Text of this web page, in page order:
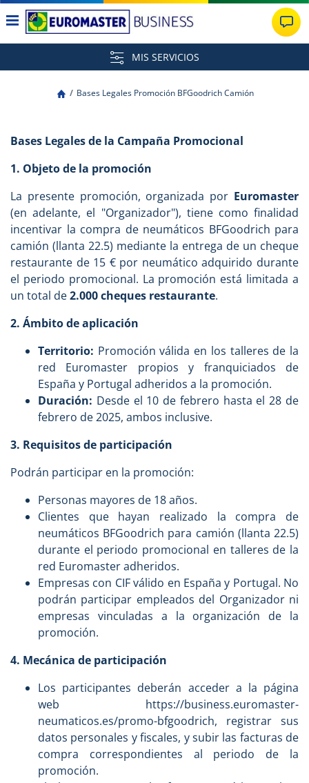
MIS SERVICIOS
Bases Legales Promoción BFGoodrich Camión
Bases Legales de la Campaña Promocional
1. Objeto de la promoción
La presente promoción, organizada por Euromaster
(en adelante, el "Organizador"), tiene como finalidad
incentivar la compra de neumáticos BFGoodrich para
camión (llanta 22.5) mediante la entrega de un cheque
restaurante de 15 € por neumático adquirido durante
el periodo promocional. La promoción está limitada a
un total de2.000 cheques restaurante.
2. Ámbito de aplicación
Territorio: Promoción válida en los talleres de la
red Euromaster propios y franquiciados de
España y Portugal adheridos a la promoción.
Duración: Desde el 10 de febrero hasta el 28 de
febrero de 2025, ambos inclusive.
3. Requisitos de participación
Podrán participar en la promoción:
Personas mayores de 18 años.
Clientes que hayan realizado la compra de
neumáticos BFGoodrich para camión (llanta 22.5)
durante el periodo promocional en talleres de la
red Euromaster adheridos.
Empresas con CIF válido en España y Portugal. No
podrán participar empleados del Organizador ni
empresas vinculadas a la organización de la
promoción.
4. Mecánica de participación
Los participantes deberán acceder a la página
web https://business.euromaster-
neumaticos.es/promo-bfgoodrich, registrar sus
datos personales y fiscales, y subir las facturas de
compra correspondientes al periodo de la
promoción.